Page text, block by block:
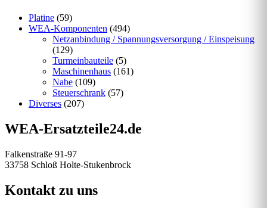
Platine (59)
WEA-Komponenten (494)
Netzanbindung / Spannungsversorgung / Einspeisung
(129)
Turmeinbauteile (5)
Maschinenhaus (161)
Nabe (109)
Steuerschrank (57)
Diverses (207)
WEA-Ersatzteile24.de
Falkenstraße 91-97
33758 Schloß Holte-Stukenbrock
Kontakt zu uns